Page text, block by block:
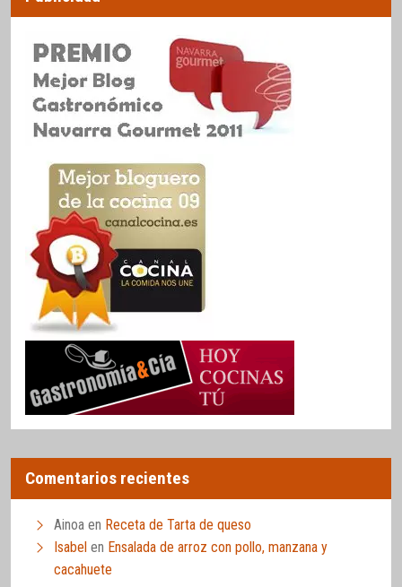
Comentarios recientes
Ainoa en Receta de Tarta de queso
Isabel en Ensalada de arroz con pollo, manzana y
cacahuete